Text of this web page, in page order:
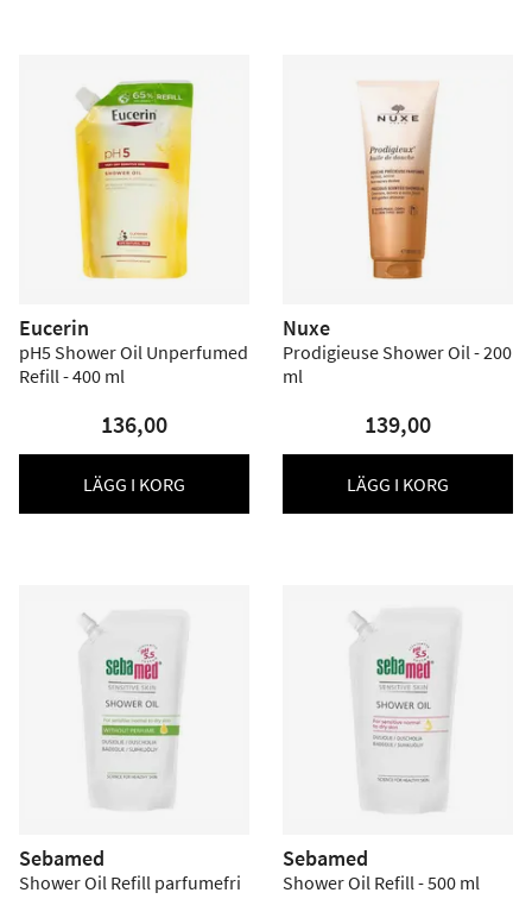
Eucerin
pH5 Shower Oil Unperfumed
Refill - 400 ml
136,00
LÄGG I KORG
Nuxe
Prodigieuse Shower Oil - 200
ml
139,00
LÄGG I KORG
Sebamed
Shower Oil Refill parfumefri
Sebamed
Shower Oil Refill - 500 ml